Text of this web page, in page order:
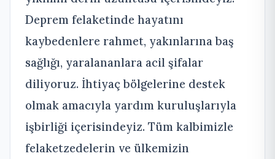
Deprem felaketinde hayatını
kaybedenlere rahmet, yakınlarına baş
sağlığı, yaralananlara acil şifalar
diliyoruz. İhtiyaç bölgelerine destek
olmak amacıyla yardım kuruluşlarıyla
işbirliği içerisindeyiz. Tüm kalbimizle
felaketzedelerin ve ülkemizin